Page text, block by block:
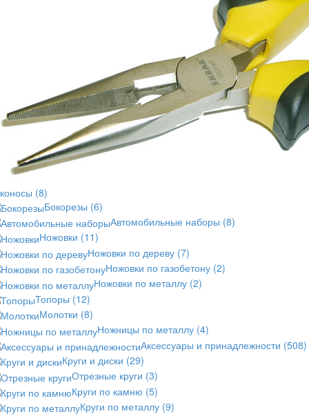
(8)
Бокорезы (6)
Автомобильные наборы (8)
Ножовки (11)
Ножовки по дереву (7)
Ножовки по газобетону (2)
Ножовки по металлу (2)
Топоры (12)
Молотки (8)
Ножницы по металлу (4)
Аксессуары и принадлежности (508)
Круги и диски (29)
Отрезные круги (3)
Круги по камню (5)
Круги по металлу (9)